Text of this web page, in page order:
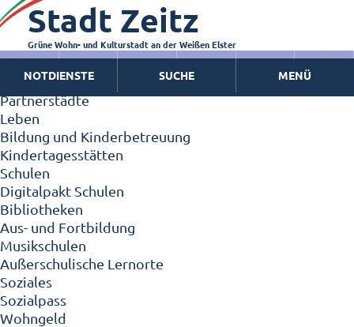
Zeitz - Die Kleinstadt
Willkommen in Zeitz!
Interview mit Oberbürgermeister Christian Thieme
Zeitz - Stadt der Zukunft
Ortschaften
Partnerstädte
Leben
Bildung und Kinderbetreuung
Kindertagesstätten
Schulen
Digitalpakt Schulen
Bibliotheken
Aus- und Fortbildung
Musikschulen
Außerschulische Lernorte
Soziales
Sozialpass
Wohngeld
Stadt Zeitz
Grüne Wohn- und Kulturstadt an der Weißen Elster
NOTDIENSTE SUCHE MENÜ